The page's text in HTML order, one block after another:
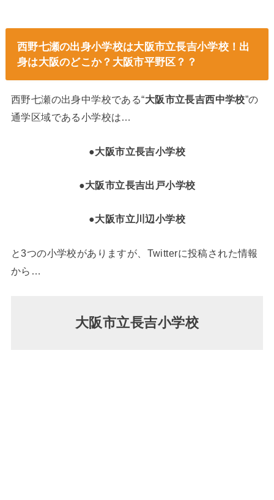
西野七瀬の出身小学校は大阪市立長吉小学校！出
身は大阪のどこか？大阪市平野区？？
西野七瀬の出身中学校である“大阪市立長吉西中学校”の
通学区域である小学校は…
●大阪市立長吉小学校
●大阪市立長吉出戸小学校
●大阪市立川辺小学校
と3つの小学校がありますが、Twitterに投稿された情報
から…
大阪市立長吉小学校